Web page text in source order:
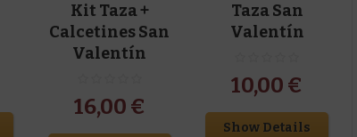
Kit Taza +
Calcetines San
Valentín
16,00 €
Taza San
Valentín
10,00 €
Show Details